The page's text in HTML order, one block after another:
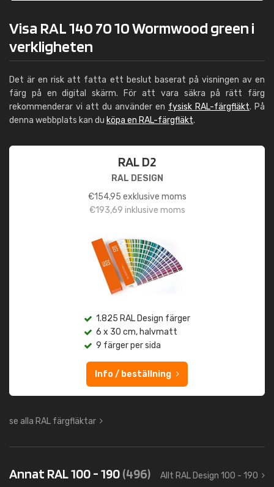
Visa RAL 140 70 10 Wormwood green i
verkligheten
Det är en risk att fatta ett beslut baserat på visningen av en
färg på en digital skärm. För att vara säkra på rätt färg
rekommenderar vi att du använder en fysisk RAL-färgfläkt. På
denna webbplats kan du köpa en RAL-färgfläkt.
RAL D2
RAL DESIGN
€154,95 exklusive moms
€193,69 inklusive moms
1.825 RAL Design färger
6 x 30 cm, halvmatt
9 färger per sida
Info / beställning
se alla RAL färgfläktar
Annat RAL 100 - 190(496) Allt RAL Design 100 - 190